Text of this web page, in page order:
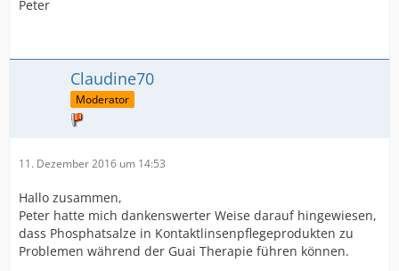
Peter
Claudine70
Moderator
11. Dezember 2016 um 14:53
Hallo zusammen,
Peter hatte mich dankenswerter Weise darauf hingewiesen,
dass Phosphatsalze in Kontaktlinsenpflegeprodukten zu
Problemen während der Guai Therapie führen können.